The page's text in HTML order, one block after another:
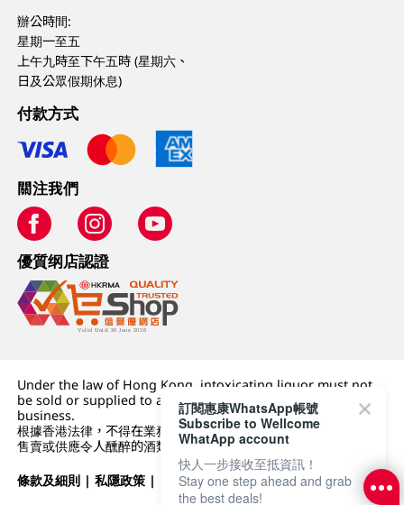
辦公時間:
星期一至五
上午九時至下午五時 (星期六、
日及公眾假期休息)
付款方式
關注我們
優質纲店認證
Under the law of Hong Kong, intoxicating liquor must not
be sold or supplied to a minor (under 18) in the course of
business.
根據香港法律，不得在業務過程中，向未成年人 (18 歲以下人士)
售賣或供應令人醺醉的酒類。
條款及細則 |私隱政策 | DFI零售集團
訂閱惠康WhatsApp帳號
Subscribe to Wellcome
WhatApp account
快人一步接收至抵資訊！
Stay one step ahead and grab
the best deals!